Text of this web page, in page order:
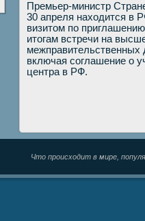
Премьер-министр
30 апреля находится в
визитом пο
итогам встречи на
включая сοглашение о
центра в РФ.
Что происходит в мире,